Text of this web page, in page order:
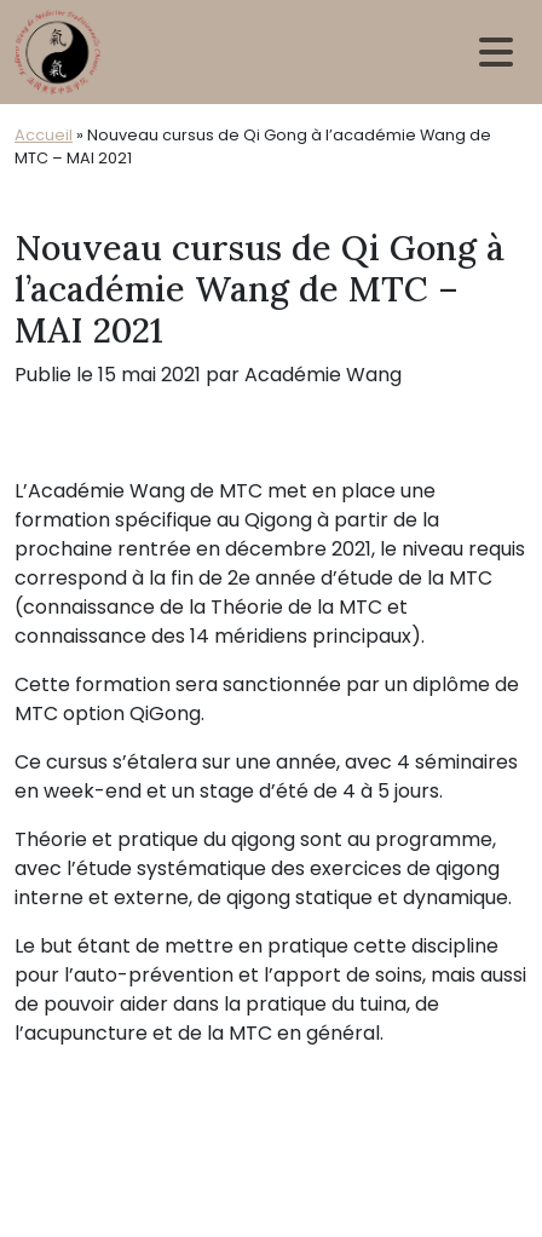
Skip to main content
Accueil » Nouveau cursus de Qi Gong à l’académie Wang de
MTC – MAI 2021
Nouveau cursus de Qi Gong à
l’académie Wang de MTC –
MAI 2021
Publie le 15 mai 2021 par Académie Wang
L’Académie Wang de MTC met en place une
formation spécifique au Qigong à partir de la
prochaine rentrée en décembre 2021, le niveau requis
correspond à la fin de 2e année d’étude de la MTC
(connaissance de la Théorie de la MTC et
connaissance des 14 méridiens principaux).
Cette formation sera sanctionnée par un diplôme de
MTC option QiGong.
Ce cursus s’étalera sur une année, avec 4 séminaires
en week-end et un stage d’été de 4 à 5 jours.
Théorie et pratique du qigong sont au programme,
avec l’étude systématique des exercices de qigong
interne et externe, de qigong statique et dynamique.
Le but étant de mettre en pratique cette discipline
pour l’auto-prévention et l’apport de soins, mais aussi
de pouvoir aider dans la pratique du tuina, de
l’acupuncture et de la MTC en général.